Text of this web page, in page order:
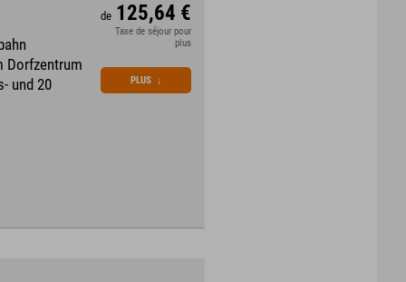
Dorfzentrum
und 20
de 125,64 €
Taxe de séjour pour
plus
PLUS ↓